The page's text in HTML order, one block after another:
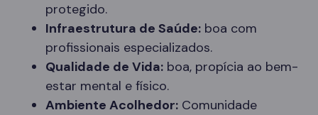
protegido.
Infraestrutura de Saúde: boa com
profissionais especializados.
Qualidade de Vida: boa, propícia ao bem-
estar mental e físico.
Ambiente Acolhedor: Comunidade